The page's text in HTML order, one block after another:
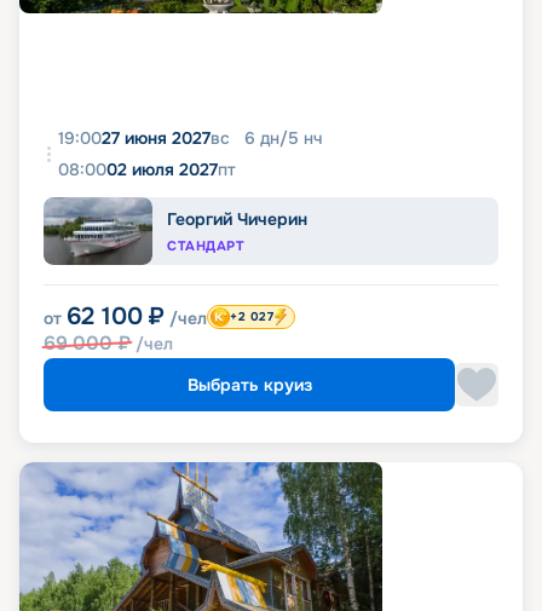
19:0027 июня 2027вс 6 дн/5 нч
08:0002 июля 2027пт
Георгий Чичерин
СТАНДАРТ
от 62 100 ₽ /чел
69 000₽ /чел
+2 027
Выбрать круиз